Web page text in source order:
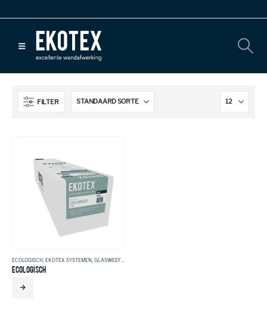
FILTER
ECOLOGISCH EKOTEX SYSTEMEN GLASWEEFSEL
ECOLOGISCH